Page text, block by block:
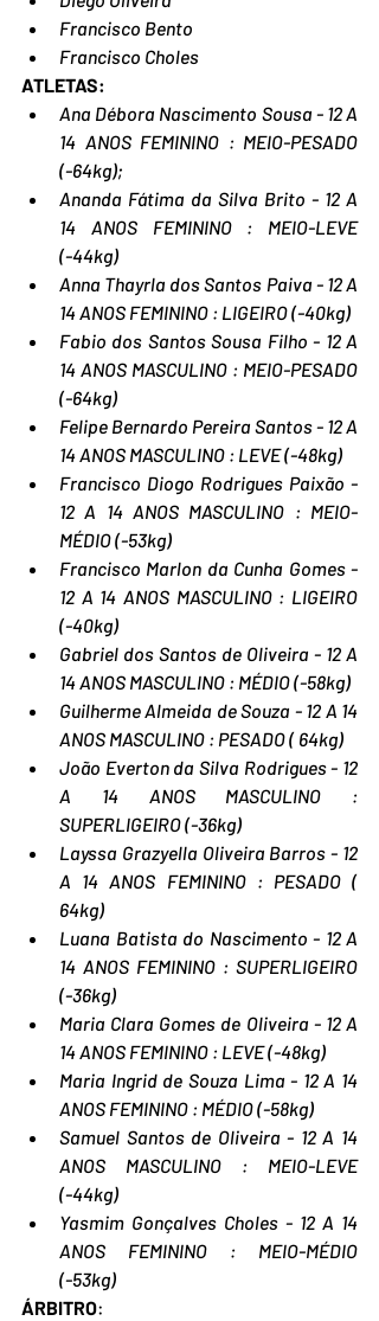
Francisco Bento
Francisco Choles
ATLETAS:
Ana Débora Nascimento Sousa - 12 A
14 ANOS FEMININO : MEIO-PESADO
(-64kg);
Ananda Fátima da Silva Brito - 12 A
14 ANOS FEMININO : MEIO-LEVE
(-44kg)
Anna Thayrla dos Santos Paiva - 12 A
14 ANOS FEMININO : LIGEIRO (-40kg)
Fabio dos Santos Sousa Filho - 12 A
14 ANOS MASCULINO : MEIO-PESADO
(-64kg)
Felipe Bernardo Pereira Santos - 12 A
14 ANOS MASCULINO : LEVE (-48kg)
Francisco Diogo Rodrigues Paixão -
12 A 14 ANOS MASCULINO : MEIO-
MÉDIO (-53kg)
Francisco Marlon da Cunha Gomes -
12 A 14 ANOS MASCULINO : LIGEIRO
(-40kg)
Gabriel dos Santos de Oliveira - 12 A
14 ANOS MASCULINO : MÉDIO (-58kg)
Guilherme Almeida de Souza - 12 A 14
ANOS MASCULINO : PESADO ( 64kg)
João Everton da Silva Rodrigues - 12
A 14 ANOS MASCULINO :
SUPERLIGEIRO (-36kg)
Layssa Grazyella Oliveira Barros - 12
A 14 ANOS FEMININO : PESADO (
64kg)
Luana Batista do Nascimento - 12 A
14 ANOS FEMININO : SUPERLIGEIRO
(-36kg)
Maria Clara Gomes de Oliveira - 12 A
14 ANOS FEMININO : LEVE (-48kg)
Maria Ingrid de Souza Lima - 12 A 14
ANOS FEMININO : MÉDIO (-58kg)
Samuel Santos de Oliveira - 12 A 14
ANOS MASCULINO : MEIO-LEVE
(-44kg)
Yasmim Gonçalves Choles - 12 A 14
ANOS FEMININO : MEIO-MÉDIO
(-53kg)
ÁRBITRO: